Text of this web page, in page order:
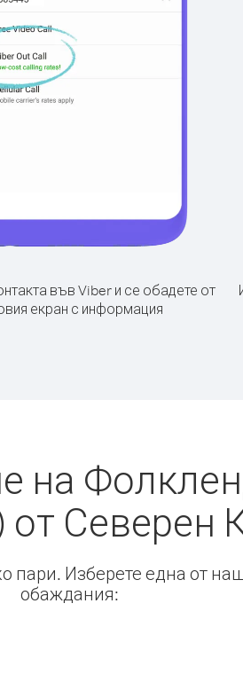
във Viber и се обадете от
екран с информация
на
Северен
пари. Изберете една от
обаждания: